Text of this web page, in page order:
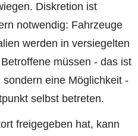
Diskretion ist
notwendig: Fahrzeuge
werden in versiegelten
müssen - das ist
eine Möglichkeit -
selbst betreten.
freigegeben hat, kann